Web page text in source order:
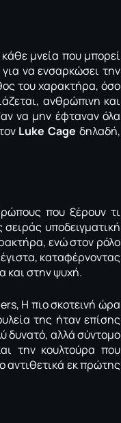
μνεία που μπορεί
για να ενσαρκώσει την
του χαρακτήρα, όσο
ανθρώπινη και
να μην έφταναν όλα
Luke Cage δηλαδή,
που ξέρουν τι
υποδειγματική
ενώ στον ρόλο
καταφέρνοντας
και στην ψυχή.
Η πιο σκοτεινή ώρα
της ήταν επίσης
δυνατό, αλλά σύντομο
την κουλτούρα που
αντιθετικά εκ πρώτης